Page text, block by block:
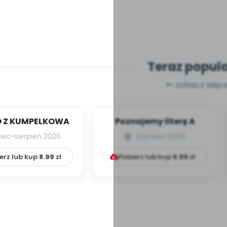
Teraz
zobacz
Z KUMPELKOWA
sierpień 2026
lub kup 8.99 zł
Poznajemy literę A
Pobierz lub kup8.99zł